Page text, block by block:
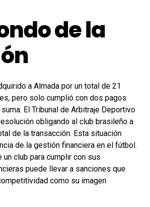
de la
a Almada por un total de 21
pero solo cumplió con dos pagos
El Tribunal de Arbitraje Deportivo
obligando al club brasileño a
de la transacción. Esta situación
de la gestión financiera en el fútbol.
un club para cumplir con sus
puede llevar a sanciones que
como su imagen